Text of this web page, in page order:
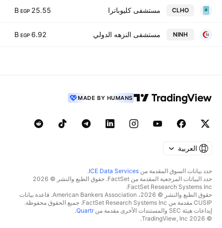
CLHO مستشفى كليوباترا 25.55 B
EGP
NINH مستشفى النزهه الدولي 6.92 B
EGP
MADE BY HUMANS
العربية
حدد بيانات السوق المقدمة من ICE Data Services
.
حدد البيانات المرجعية المقدمة من FactSet. حقوق الطبع والنشر © 2026
FactSet Research Systems Inc.
حقوق الطبع والنشر © 2026، American Bankers Association. قاعدة بيانات
CUSIP مقدمة من FactSet Research Systems Inc. جميع الحقوق محفوظة.
إيداعات هيئة SEC والمستندات الأخرى مقدمة من
Quartr
.
© 2026 TradingView, Inc.